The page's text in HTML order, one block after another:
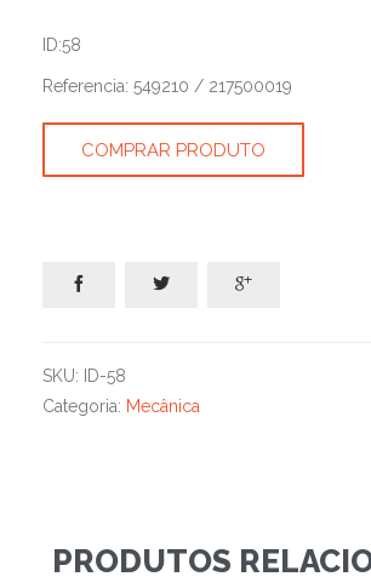
ID:58
Referencia: 549210 / 217500019
COMPRAR PRODUTO
  
SKU:
ID-58
Categoria: Mecânica
PRODUTOS